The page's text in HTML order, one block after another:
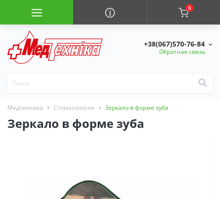
0
+38(067)570-76-84
Обратная связь
Медтехника Стоматология Зеркало в форме зуба
Зеркало в форме зуба